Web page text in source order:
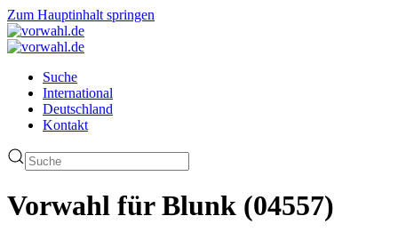
Zum Hauptinhalt springen
Suche
International
Deutschland
Kontakt
Vorwahl für Blunk (04557)